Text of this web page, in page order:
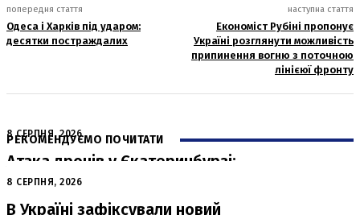
попередня стаття
Одеса і Харків під ударом:
десятки постраждалих
наступна стаття
Економіст Рубіні пропонує
Україні розглянути можливість
припинення вогню з поточною
лінієюї фронту
РЕКОМЕНДУЄМО ПОЧИТАТИ
8 СЕРПНЯ, 2026
Атака дронів у Єкатеринбурзі:
загорівся склад Wildberries
8 СЕРПНЯ, 2026
В Україні зафіксували новий